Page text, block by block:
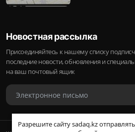
Разрешите сайту sadaq.kz
Новостная рассылка
Присоединяйтесь к нашему списку
последние новости, обновления и
на ваш почтовый ящик